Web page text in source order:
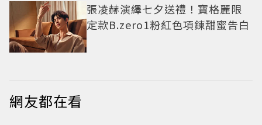
張凌赫演繹七夕送禮！寶格麗限
定款B.zero1粉紅色項鍊甜蜜告白
網友都在看